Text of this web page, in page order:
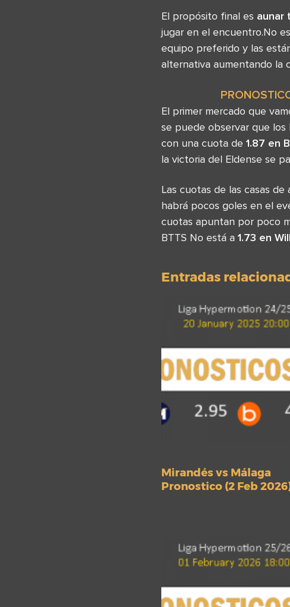
El propósito final es aunar
jugar en el encuentro.No
equipo preferido y las
alternativa aumentando la
El primer mercado que
se puede observar que los
con una cuota de 1.87 en
la victoria del Eldense se
Las cuotas de las casas
habrá pocos goles en el
cuotas apuntan por poco
BTTS No está a 1.73 en
Entradas
Mirandés vs Málaga
Pronostico (2 Feb